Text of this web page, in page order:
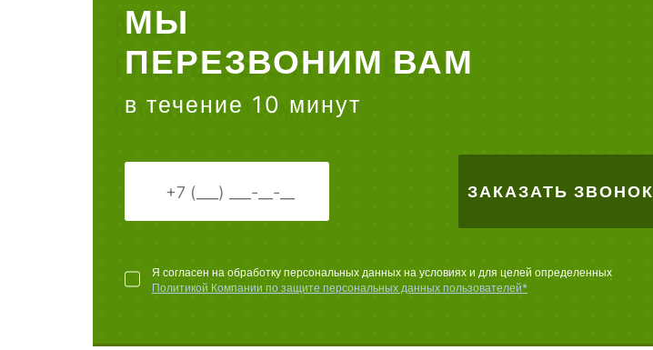
МЫ
ПЕРЕЗВОНИМ ВАМ
в течение 10 минут
ЗАКАЗАТЬ ЗВОНОК
Я согласен на обработку персональных данных на условиях и для целей определенных
Политикой Компании по защите персональных данных пользователей*